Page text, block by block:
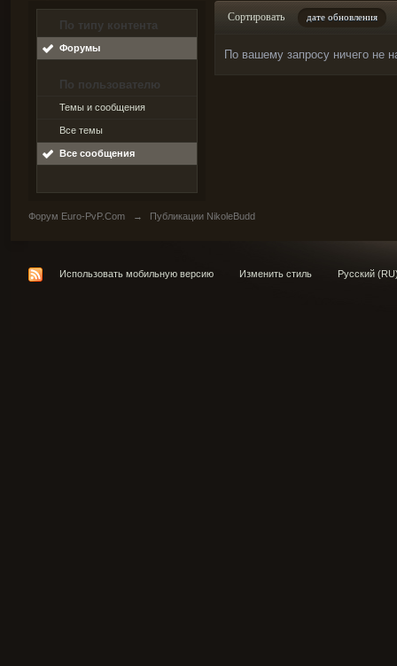
По типу контента
Форумы
По пользователю
Темы и сообщения
Все темы
Все сообщения
Сортировать дате обновления
По вашему запросу ничего не
Форум Euro-PvP.Com → Публикации NikoleBudd
Использовать мобильную версию Изменить стиль Русский